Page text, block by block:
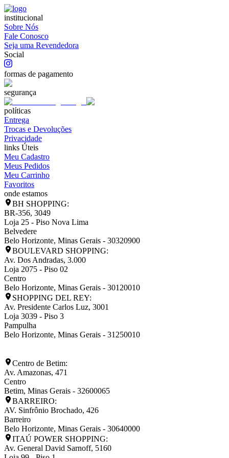
institucional
Sobre Nós
Fale Conosco
Seja uma Revendedora
Social
formas de pagamento
segurança
políticas
Entrega
Trocas e Devoluções
Privacidade
links Úteis
Meu Cadastro
Meus Pedidos
Meu Carrinho
Favoritos
onde estamos
BH SHOPPING:
BR-356, 3049
Loja 25 - Piso Nova Lima
Belvedere
Belo Horizonte, Minas Gerais - 30320900
BOULEVARD SHOPPING:
Av. Dos Andradas, 3.000
Loja 2075 - Piso 02
Centro
Belo Horizonte, Minas Gerais - 30120010
SHOPPING DEL REY:
Av. Presidente Carlos Luz, 3001
Loja 3039 - Piso 3
Pampulha
Belo Horizonte, Minas Gerais - 31250010
Centro de Betim:
Av. Amazonas, 471
Centro
Betim, Minas Gerais - 32600065
BARREIRO:
AV. Sinfrônio Brochado, 426
Barreiro
Belo Horizonte, Minas Gerais - 30640000
ITAÚ POWER SHOPPING:
Av. General David Sarnoff, 5160